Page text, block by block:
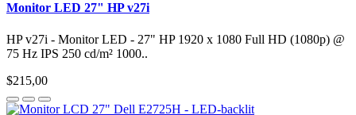
Monitor LED 27" HP v27i
HP v27i - Monitor LED - 27" HP 1920 x 1080 Full HD (1080p) @
75 Hz IPS 250 cd/m² 1000..
$215,00